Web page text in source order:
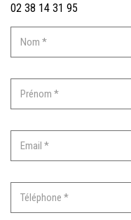
02 38 14 31 95